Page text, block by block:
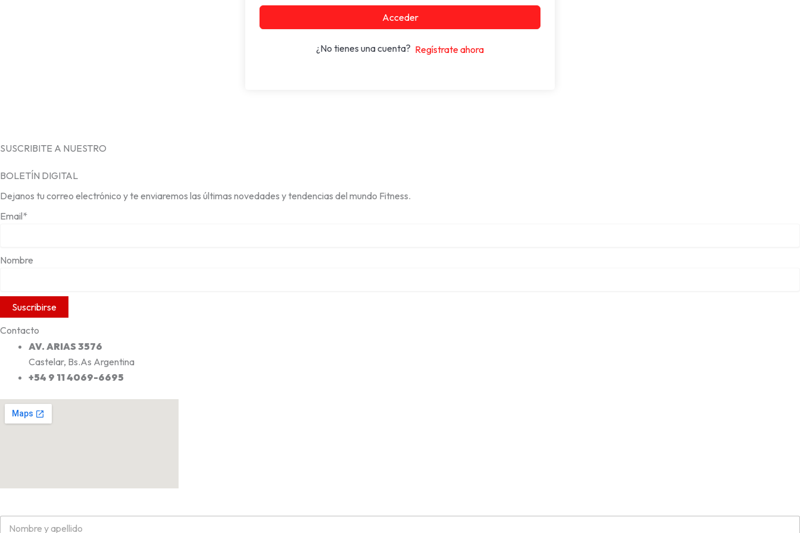
Acceder
¿No tienes una cuenta? Regístrate ahora
SUSCRIBITE A NUESTRO
BOLETÍN DIGITAL
Dejanos tu correo electrónico y te enviaremos las últimas novedades y tendencias del mundo Fitness.
Email*
Nombre
Contacto
AV. ARIAS 3576
Castelar, Bs.As Argentina
+54 9 11 4069-6695